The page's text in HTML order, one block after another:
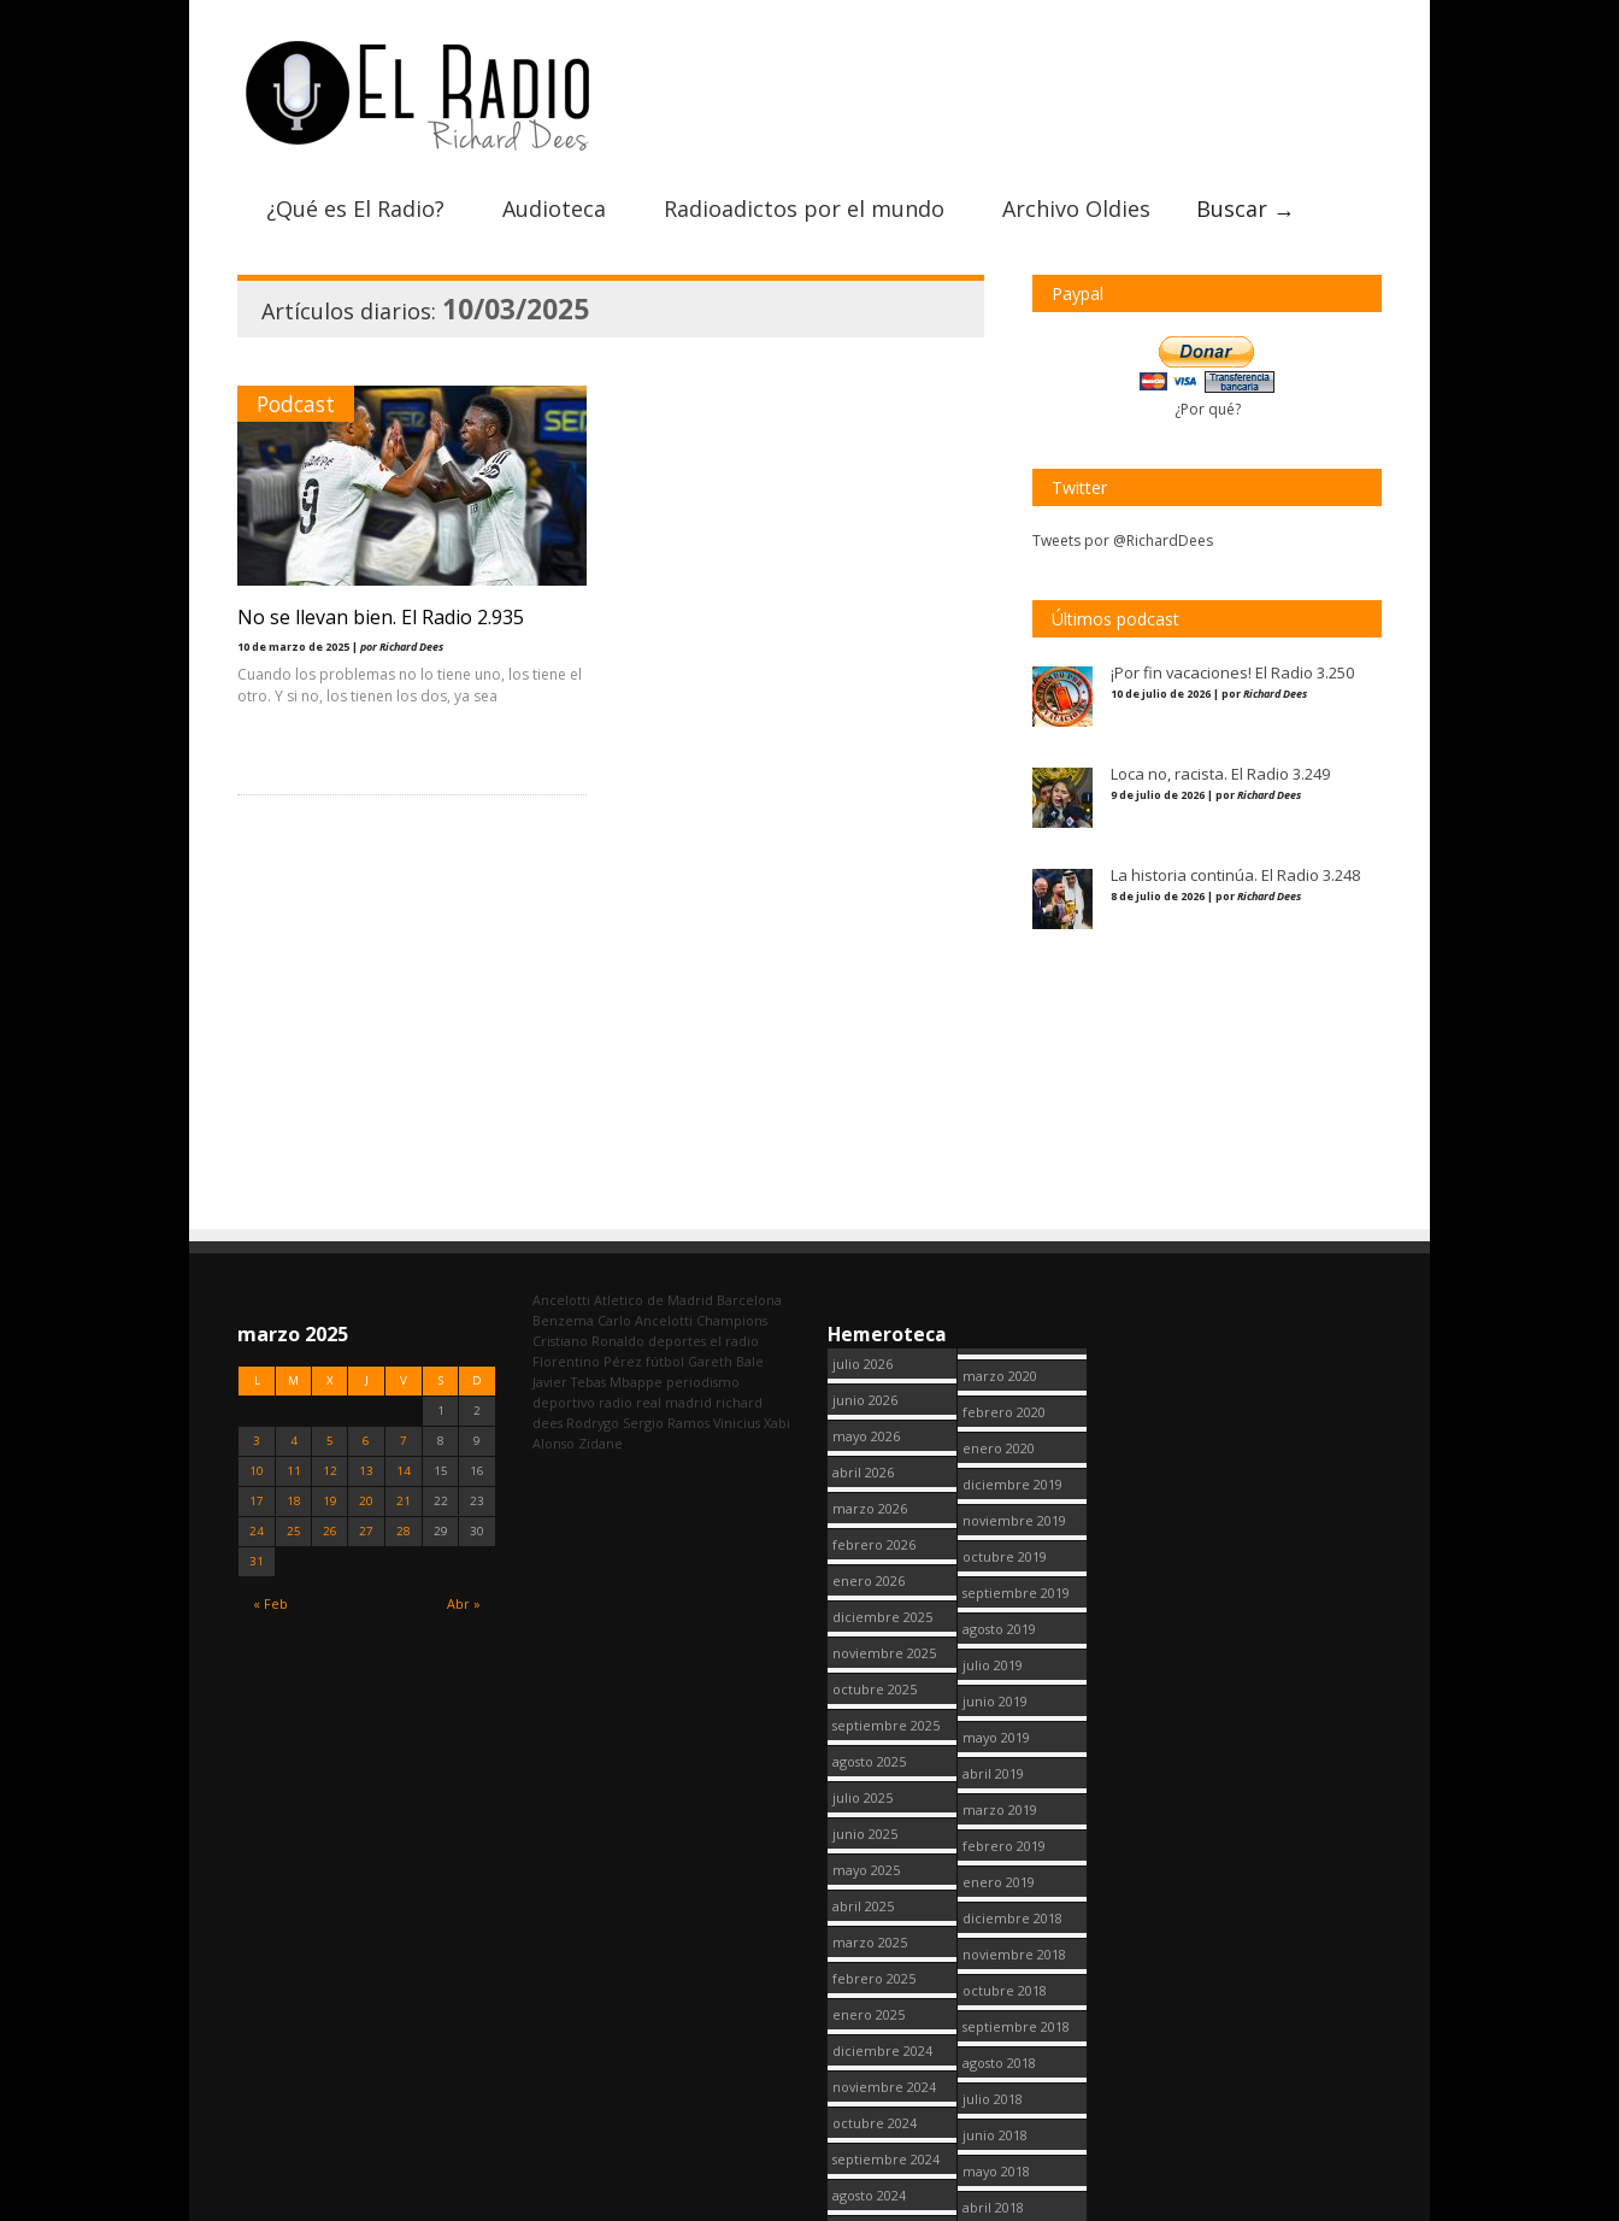
¿Qué es El Radio? Audioteca Radioadictos por el mundo Archivo Oldies Buscar →
Artículos diarios: 10/03/2025
Podcast
No se llevan bien. El Radio 2.935
10 de marzo de 2025 | por Richard Dees
Cuando los problemas no lo tiene uno, los tiene el
otro. Y si no, los tienen los dos, ya sea
Paypal
¿Por qué?
Twitter
Tweets por @RichardDees
Últimos podcast
¡Por fin vacaciones! El Radio 3.250
10 de julio de 2026 | porRichard Dees
Loca no, racista. El Radio 3.249
9 de julio de 2026 | porRichard Dees
La historia continúa. El Radio 3.248
8 de julio de 2026 | porRichard Dees
marzo 2025
L M X J V S D
« Feb Abr »
1
2
3
4 5 6 7 8
9
10
11 12 13 14 15
16
17
18 19 20 21 22
23
24
25 26 27 28 29
30
31
Ancelotti Atletico de Madrid Barcelona
Benzema Carlo Ancelotti Champions
Cristiano Ronaldo deportes el radio
Florentino Pérez fútbol Gareth Bale
Javier Tebas Mbappe periodismo
deportivo radio real madrid richard
dees Rodrygo Sergio Ramos Vinicius Xabi
Alonso Zidane
Hemeroteca
julio 2026
junio 2026
mayo 2026
abril 2026
marzo 2026
febrero 2026
enero 2026
diciembre 2025
noviembre 2025
octubre 2025
septiembre 2025
agosto 2025
julio 2025
junio 2025
mayo 2025
abril 2025
marzo 2025
febrero 2025
enero 2025
diciembre 2024
noviembre 2024
octubre 2024
septiembre 2024
agosto 2024
marzo 2020
febrero 2020
enero 2020
diciembre 2019
noviembre 2019
octubre 2019
septiembre 2019
agosto 2019
julio 2019
junio 2019
mayo 2019
abril 2019
marzo 2019
febrero 2019
enero 2019
diciembre 2018
noviembre 2018
octubre 2018
septiembre 2018
agosto 2018
julio 2018
junio 2018
mayo 2018
abril 2018